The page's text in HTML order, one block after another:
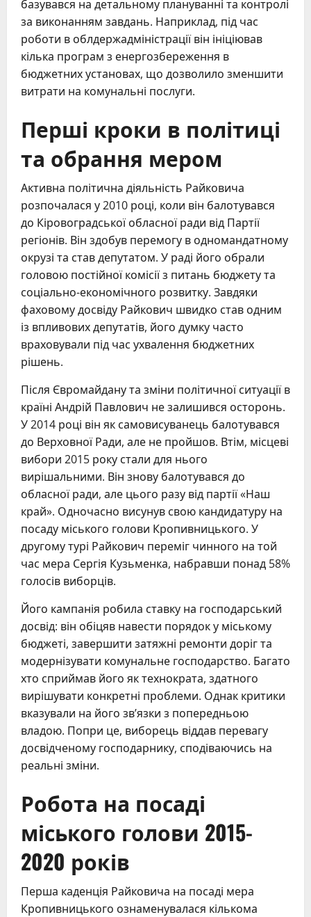
базувався на детальному плануванні та контролі
за виконанням завдань. Наприклад, під час
роботи в облдержадміністрації він ініціював
кілька програм з енергозбереження в
бюджетних установах, що дозволило зменшити
витрати на комунальні послуги.
Перші кроки в політиці
та обрання мером
Активна політична діяльність Райковича
розпочалася у 2010 році, коли він балотувався
до Кіровоградської обласної ради від Партії
регіонів. Він здобув перемогу в одномандатному
окрузі та став депутатом. У раді його обрали
головою постійної комісії з питань бюджету та
соціально-економічного розвитку. Завдяки
фаховому досвіду Райкович швидко став одним
із впливових депутатів, його думку часто
враховували під час ухвалення бюджетних
рішень.
Після Євромайдану та зміни політичної ситуації в
країні Андрій Павлович не залишився осторонь.
У 2014 році він як самовисуванець балотувався
до Верховної Ради, але не пройшов. Втім, місцеві
вибори 2015 року стали для нього
вирішальними. Він знову балотувався до
обласної ради, але цього разу від партії «Наш
край». Одночасно висунув свою кандидатуру на
посаду міського голови Кропивницького. У
другому турі Райкович переміг чинного на той
час мера Сергія Кузьменка, набравши понад 58%
голосів виборців.
Його кампанія робила ставку на господарський
досвід: він обіцяв навести порядок у міському
бюджеті, завершити затяжні ремонти доріг та
модернізувати комунальне господарство. Багато
хто сприймав його як технократа, здатного
вирішувати конкретні проблеми. Однак критики
вказували на його зв’язки з попередньою
владою. Попри це, виборець віддав перевагу
досвідченому господарнику, сподіваючись на
реальні зміни.
Робота на посаді
міського голови 2015-
2020 років
Перша каденція Райковича на посаді мера
Кропивницького ознаменувалася кількома